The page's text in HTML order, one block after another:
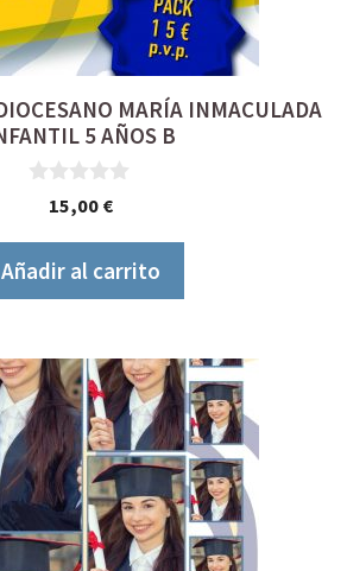
MARÍA INMACULADA
5 AÑOS B
15,00 €
Añadir al carrito